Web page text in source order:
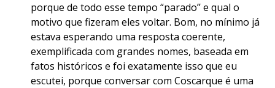
porque de todo esse tempo “parado’’ e qual o
motivo que fizeram eles voltar. Bom, no mínimo já
estava esperando uma resposta coerente,
exemplificada com grandes nomes, baseada em
fatos históricos e foi exatamente isso que eu
escutei, porque conversar com Coscarque é uma